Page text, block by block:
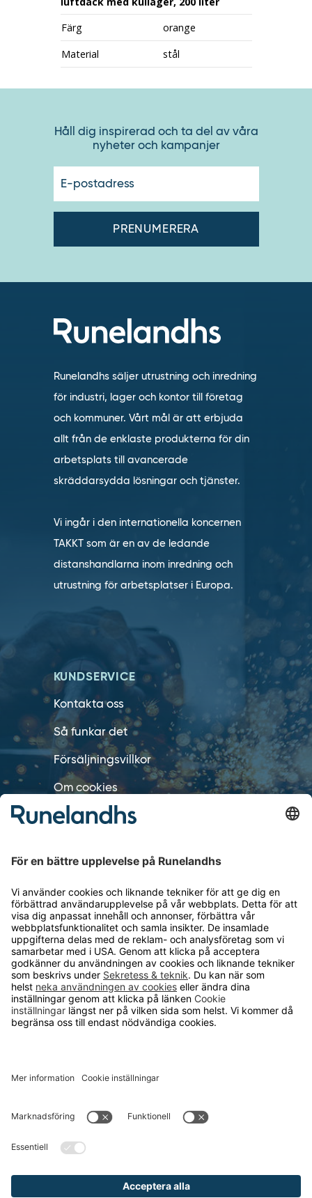
Färg
orange
Material
stål
Håll dig inspirerad och ta del av våra
nyheter och kampanjer
Runelandhs säljer utrustning och inredning
för industri, lager och kontor till företag
och kommuner. Vårt mål är att erbjuda
allt från de enklaste produkterna för din
arbetsplats till avancerade
skräddarsydda lösningar och tjänster.
Vi ingår i den internationella koncernen
TAKKT som är en av de ledande
distanshandlarna inom inredning och
utrustning för arbetsplatser i Europa.
KUNDSERVICE
Kontakta oss
Så funkar det
Försäljningsvillkor
Om cookies
Personuppgiftshantering
OM RUNELANDHS
Om Runelandhs
Köpvillkor
Därför ska du välja oss
Lediga jobb
Kvalitets- och miljöpolicy
TELEFON
order@runelandhs.se